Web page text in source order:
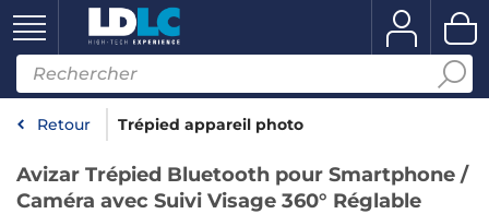
Retour Trépied appareil photo
Avizar Trépied Bluetooth pour Smartphone /
Caméra avec Suivi Visage 360° Réglable